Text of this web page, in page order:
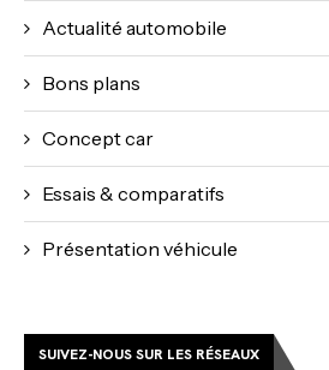
Actualité automobile
Bons plans
Concept car
Essais & comparatifs
Présentation véhicule
SUIVEZ-NOUS SUR LES RÉSEAUX